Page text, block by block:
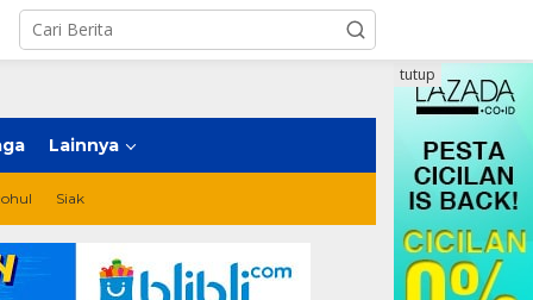
Lainnya
Siak
tutup